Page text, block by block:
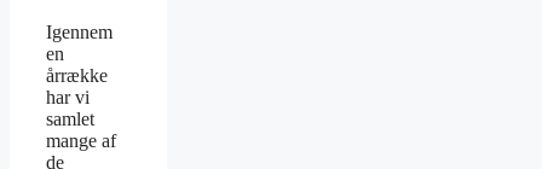
Igennem
en
årrække
har vi
samlet
mange af
de